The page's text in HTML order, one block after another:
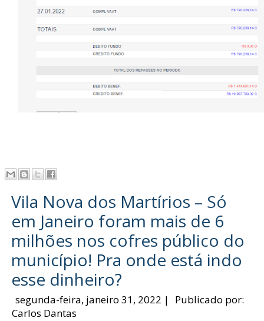
Vila Nova dos Martírios – Só
em Janeiro foram mais de 6
milhões nos cofres público do
município! Pra onde está indo
esse dinheiro?
segunda-feira, janeiro 31, 2022 |
Publicado por:
Carlos Dantas